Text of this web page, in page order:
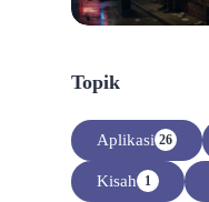
Topik
Aplikasi 26
Kisah 1